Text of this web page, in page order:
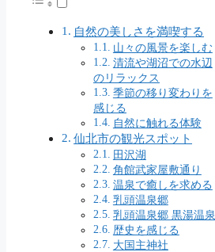
自然の美しさを満喫する
山々の風景を楽しむ
清流や湖沼での水辺
のリラックス
季節の移り変わりを
感じる
自然に触れる体験
仙北市の観光スポット
田沢湖
角館武家屋敷通り
温泉で癒しを求める
乳頭温泉郷
乳頭温泉郷 黒湯温泉
歴史を感じる
大国主神社